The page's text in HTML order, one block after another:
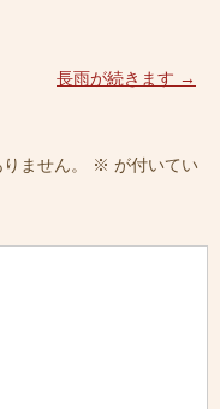
長雨が続きます →
ません。 ※ が付いてい